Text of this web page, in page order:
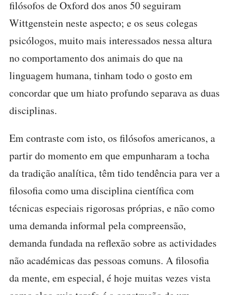
filósofos de Oxford dos anos 50 seguiram
Wittgenstein neste aspecto; e os seus colegas
psicólogos, muito mais interessados nessa altura
no comportamento dos animais do que na
linguagem humana, tinham todo o gosto em
concordar que um hiato profundo separava as duas
disciplinas.
Em contraste com isto, os filósofos americanos, a
partir do momento em que empunharam a tocha
da tradição analítica, têm tido tendência para ver a
filosofia como uma disciplina científica com
técnicas especiais rigorosas próprias, e não como
uma demanda informal pela compreensão,
demanda fundada na reflexão sobre as actividades
não académicas das pessoas comuns. A filosofia
da mente, em especial, é hoje muitas vezes vista